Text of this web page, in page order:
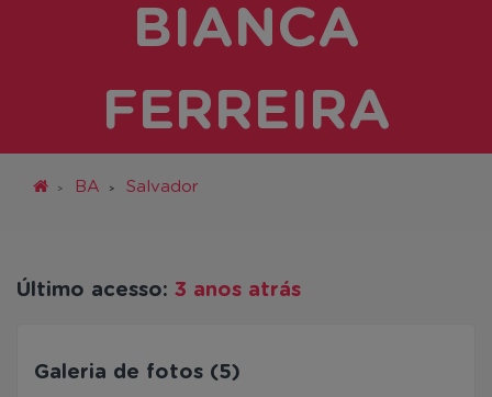
BIANCA
FERREIRA
BA Salvador
Último acesso: 3 anos atrás
Galeria de fotos (5)